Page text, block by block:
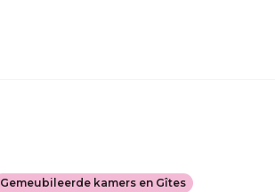
Gemeubileerde kamers en Gîtes